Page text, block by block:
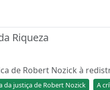
Riqueza
de Robert Nozick à
da justiça de Robert Nozick A